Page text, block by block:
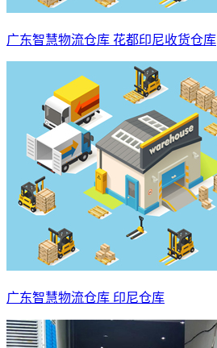
广东智慧物流仓库 花都印尼收货仓库
广东智慧物流仓库 印尼仓库